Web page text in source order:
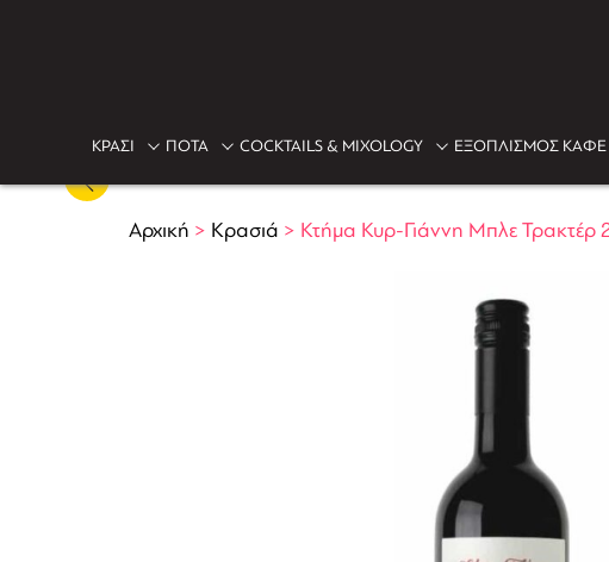
ΚΡΑΣΙ ΠΟΤΑ COCKTAILS & MIXOLOGY ΕΞΟΠΛΙΣΜΟΣ ΚΑΦΕ
Αρχική > Κρασιά > Κτήμα Κυρ-Γιάννη Μπλε Τρακτέρ